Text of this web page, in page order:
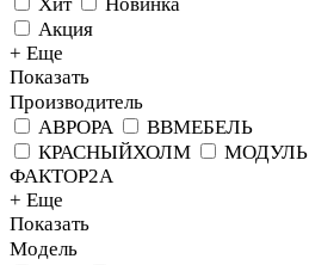
Хит
Новинка
Акция
+ Еще
Показать
Производитель
АВРОРА
ВВМЕБЕЛЬ
КРАСНЫЙХОЛМ
МОДУЛЬ
ФАКТОР2А
+ Еще
Показать
Модель